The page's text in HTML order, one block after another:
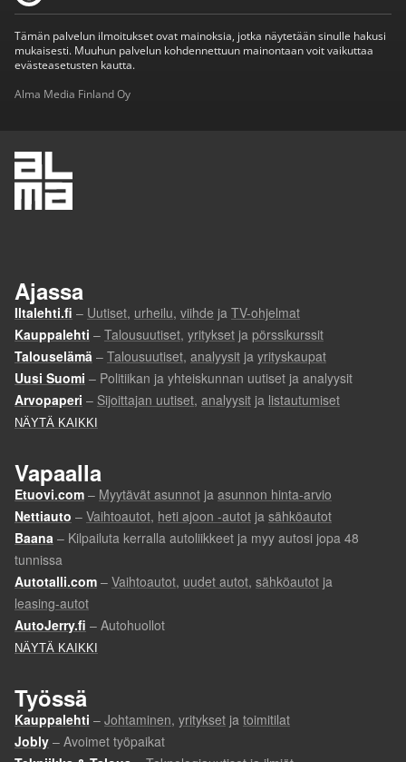
Tämän palvelun ilmoitukset ovat mainoksia, jotka näytetään sinulle hakusi
mukaisesti. Muuhun palvelun kohdennettuun mainontaan voit vaikuttaa
evästeasetusten kautta.
Alma Media Finland Oy